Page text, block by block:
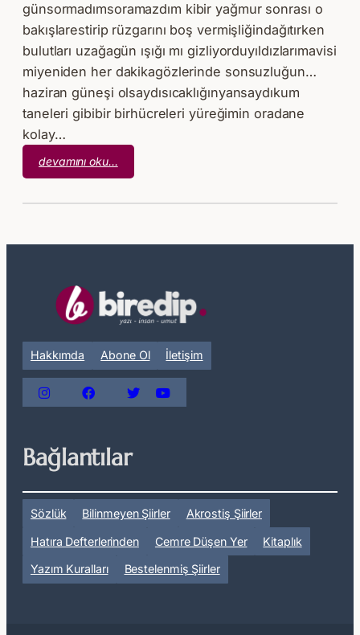
günsormadımsoramazdım kibir yağmur sonrası o
bakışlarestirip rüzgarını boş vermişliğindağıtırken
bulutları uzağagün ışığı mı gizliyorduyıldızlarımavisi
miyeniden her dakikagözlerinde sonsuzluğun…
haziran güneşi olsaydısıcaklığınyansaydıkum
taneleri gibibir birhücreleri yüreğimin oradane
kolay…
devamını oku…
Mehmet
O
Hakkımda Abone Ol İletişim
Bağlantılar
Sözlük Bilinmeyen Şiirler Akrostiş Şiirler
Hatıra Defterlerinden Cemre Düşen Yer Kitaplık
Yazım Kuralları Bestelenmiş Şiirler